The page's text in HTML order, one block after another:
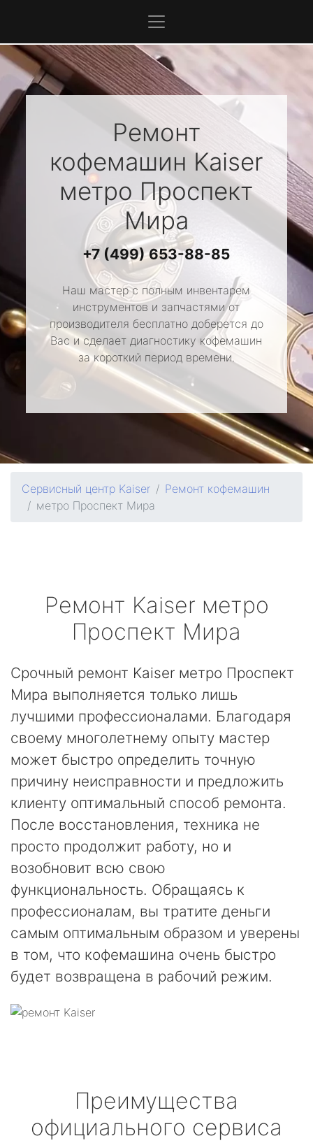
Ремонт
кофемашин Kaiser
метро Проспект
Мира
+7 (499) 653-88-85
Наш мастер с полным инвентарем
инструментов и запчастями от
производителя бесплатно доберется до
Вас и сделает диагностику кофемашин
за короткий период времени.
Сервисный центр Kaiser
Ремонт кофемашин
метро Проспект Мира
Ремонт Kaiser метро
Проспект Мира
Срочный ремонт Kaiser метро Проспект
Мира выполняется только лишь
лучшими профессионалами. Благодаря
своему многолетнему опыту мастер
может быстро определить точную
причину неисправности и предложить
клиенту оптимальный способ ремонта.
После восстановления, техника не
просто продолжит работу, но и
возобновит всю свою
функциональность. Обращаясь к
профессионалам, вы тратите деньги
самым оптимальным образом и уверены
в том, что кофемашина очень быстро
будет возвращена в рабочий режим.
Преимущества
официального сервиса